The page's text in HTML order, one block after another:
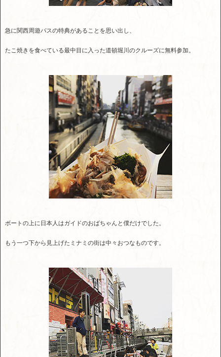
急に関西周遊パスの特典があることを思い出し、
たこ焼きを食べている最中目に入った道頓堀川のクルーズに無料参加。
ボートの上に日本人はガイドのおばちゃんと僕だけでした。
もう一つ下から見上げたミナミの街は中々おつなものです。